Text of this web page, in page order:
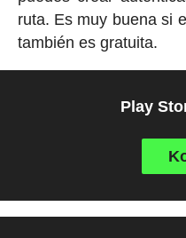
ruta. Es muy buena si
también es gratuita.
Play